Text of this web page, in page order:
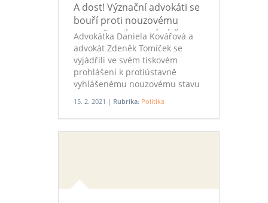
A dost! Význační advokáti se
bouří proti nouzovému
stavu. Postihované občany
budou hájit proti státu
Advokátka Daniela Kovářová a
advokát Zdeněk Tomíček se
vyjádřili ve svém tiskovém
prohlášení k protiústavně
vyhlášenému nouzovému stavu
vládou. Jejich dopis pak
podepsali i další signatáři z řad
advokátské a právnické obce.
15. 2. 2021 | Rubrika: Politika